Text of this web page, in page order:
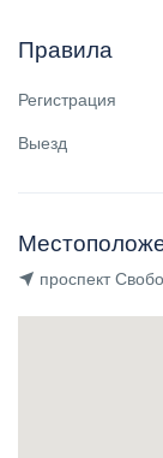
Правила
Регистрация
Выезд
проспект